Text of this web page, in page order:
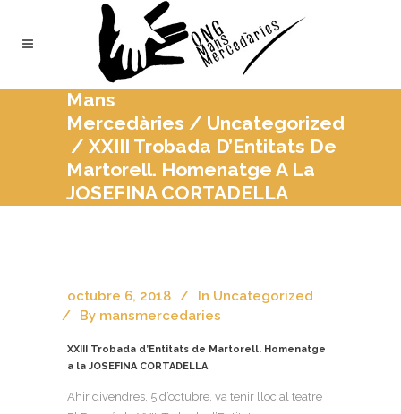
Mans
Mercedàries / Uncategorized
/ XXIII Trobada D’Entitats De
Martorell. Homenatge A La
JOSEFINA CORTADELLA
octubre 6, 2018 In Uncategorized
By mansmercedaries
XXIII Trobada d’Entitats de Martorell. Homenatge
a la JOSEFINA CORTADELLA
Ahir divendres, 5 d’octubre, va tenir lloc al teatre